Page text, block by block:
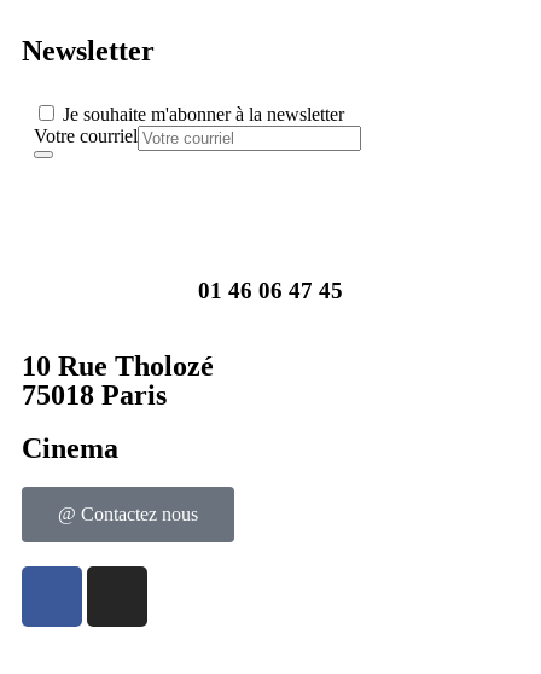
Newsletter
Je souhaite m'abonner à la newsletter
Votre courriel
01 46 06 47 45
10 Rue Tholozé
75018 Paris
Cinema
@ Contactez nous